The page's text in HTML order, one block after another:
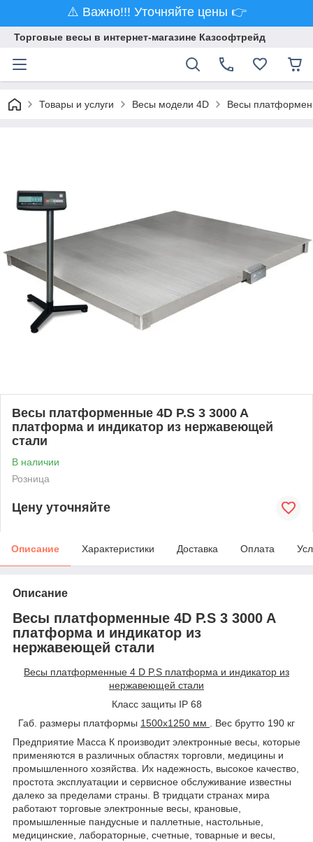
⚠️ Важно!!! Уточняйте цены 👉
Торговые весы в интернет-магазине Казсофтрейд
Товары и услуги Весы модели 4D Весы
Весы платформенные 4D P.S 3 3000 A
платформа и индикатор из нержавеющей
стали
В наличии
Розница
Цену уточняйте
Описание Характеристики Доставка Оплата
Описание
Весы платформенные 4D P.S 3 3000 A
платформа и индикатор из
нержавеющей стали
Весы платформенные 4 D P.S платформа и индикатор из
нержавеющей стали
Класс защиты IP68
Габ. размеры платформы 1500х1250 мм . Вес брутто 190 кг
Предприятие Масса К производит электронные весы, которые
применяются в различных областях торговли, медицины и
промышленного хозяйства. Их надежность, высокое качество,
простота эксплуатации и сервисное обслуживание известны
далеко за пределами страны. В тридцати странах мира
работают торговые электронные весы, крановые,
промышленные пандусные и паллетные, настольные,
медицинские, лабораторные, счетные, товарные и весы,